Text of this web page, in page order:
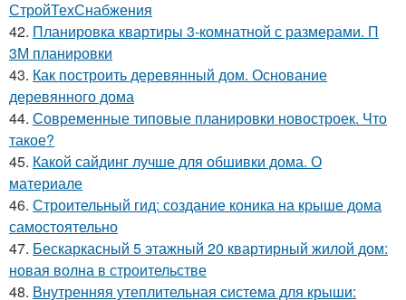
СтройТехСнабжения
42. Планировка квартиры 3-комнатной с размерами. П
3М планировки
43. Как построить деревянный дом. Основание
деревянного дома
44. Современные типовые планировки новостроек. Что
такое?
45. Какой сайдинг лучше для обшивки дома. О
материале
46. Строительный гид: создание коника на крыше дома
самостоятельно
47. Бескаркасный 5 этажный 20 квартирный жилой дом:
новая волна в строительстве
48. Внутренняя утеплительная система для крыши: